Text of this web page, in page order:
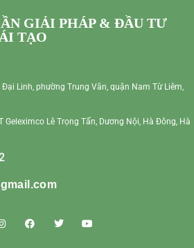
GIẢI PHÁP & ĐẦU TƯ
TẠO
Linh, phường Trung Văn, quận Nam Từ Liêm,
Geleximco Lê Trọng Tấn, Dương Nội, Hà Đông, Hà